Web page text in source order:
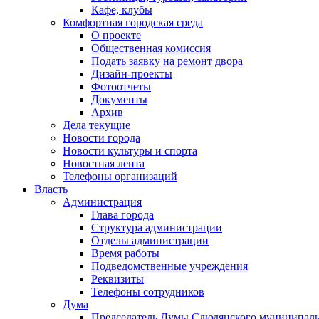
Кафе, клубы
Комфортная городская среда
О проекте
Общественная комиссия
Подать заявку на ремонт двора
Дизайн-проекты
Фотоотчеты
Документы
Архив
Дела текущие
Новости города
Новости культуры и спорта
Новостная лента
Телефоны организаций
Власть
Администрация
Глава города
Структура администрации
Отделы администрации
Время работы
Подведомственные учреждения
Реквизиты
Телефоны сотрудников
Дума